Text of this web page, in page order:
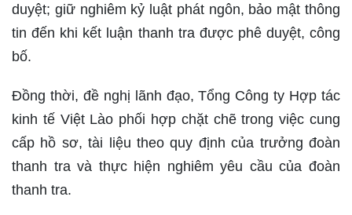
duyệt; giữ nghiêm kỷ luật phát ngôn, bảo mật thông
tin đến khi kết luận thanh tra được phê duyệt, công
bố.
Đồng thời, đề nghị lãnh đạo, Tổng Công ty Hợp tác
kinh tế Việt Lào phối hợp chặt chẽ trong việc cung
cấp hồ sơ, tài liệu theo quy định của trưởng đoàn
thanh tra và thực hiện nghiêm yêu cầu của đoàn
thanh tra.